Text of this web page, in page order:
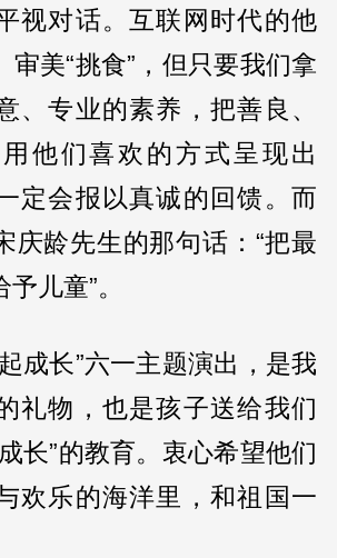
视对话。互联网时代的他
审美“挑食”，但只要我们拿
、专业的素养，把善良、
他们喜欢的方式呈现出
定会报以真诚的回馈。而
庆龄先生的那句话：“把最
儿童”。
成长”六一主题演出，是我
礼物，也是孩子送给我们
长”的教育。衷心希望他们
欢乐的海洋里，和祖国一